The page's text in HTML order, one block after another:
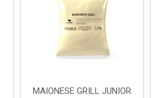
MAIONESE GRILL JUNIOR